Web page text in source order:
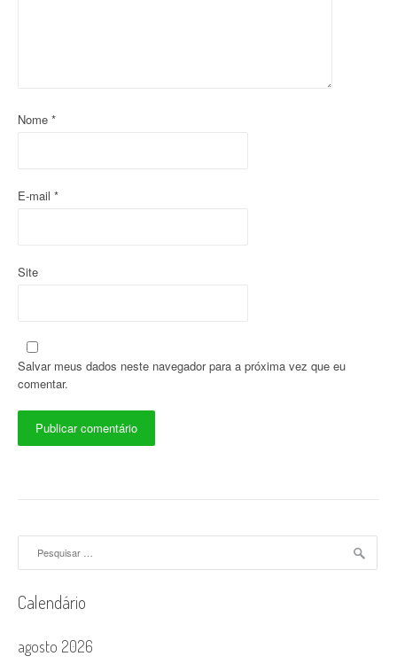
s
Nome *
E-mail *
Site
Salvar meus dados neste navegador para a próxima vez que eu
comentar.
Calendário
agosto 2026